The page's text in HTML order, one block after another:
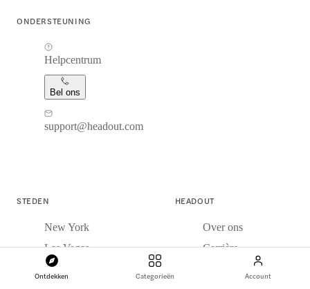
Ontdekken Categorieën Account
ONDERSTEUNING
Helpcentrum
Bel ons
support@headout.com
STEDEN
New York
Las Vegas
Rome
HEADOUT
Over ons
Carrière